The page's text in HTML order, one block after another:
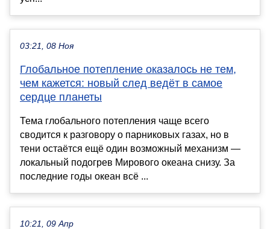
03:21, 08 Ноя
Глобальное потепление оказалось не тем,
чем кажется: новый след ведёт в самое
сердце планеты
Тема глобального потепления чаще всего
сводится к разговору о парниковых газах, но в
тени остаётся ещё один возможный механизм —
локальный подогрев Мирового океана снизу. За
последние годы океан всё ...
10:21, 09 Апр